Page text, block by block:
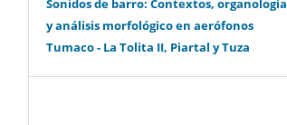
Sonidos de barro: Contextos, organología
y análisis morfológico en aerófonos
Tumaco - La Tolita II, Piartal y Tuza